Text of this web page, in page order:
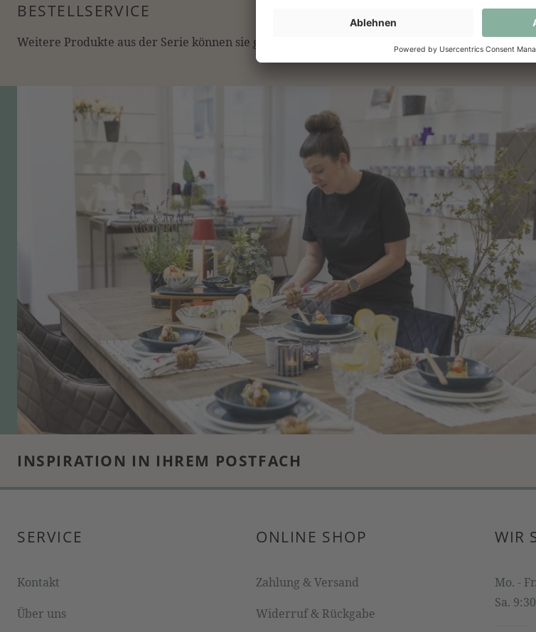
BESTELLSERVICE
Weitere Produkte aus der Serie können sie gerne online anfragen oder direkt bei uns im
INSPIRATION IN IHREM POSTFACH
SERVICE
Kontakt
Über uns
ONLINE SHOP
Zahlung & Versand
Widerruf & Rückgabe
WIR
Mo. -
Sa.